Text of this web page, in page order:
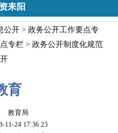
耒阳
公开 > 政务公开工作要点专
专栏 > 政务公开制度化规范
育
教育局
11-24 17:36:23